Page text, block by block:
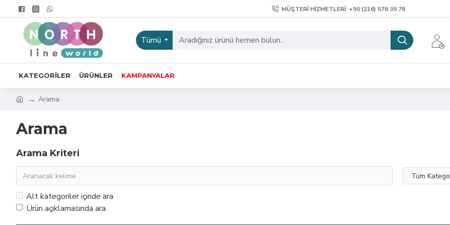
MÜŞTERI HIZMETLERI: +90 (216) 576 39 78
Tümü
KATEGORILER ÜRÜNLER KAMPANYALAR
Arama
Arama
Arama Kriteri
Alt kategoriler içinde ara
Ürün açıklamasında ara.